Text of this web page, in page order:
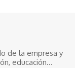
de la empresa y
educación...